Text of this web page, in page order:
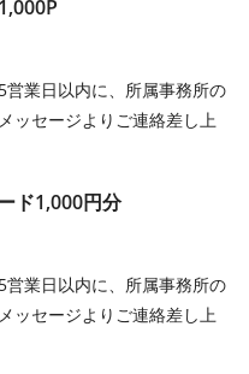
業日以内に、所属事務所の
ッセージよりご連絡差し上
ド1,000円分
業日以内に、所属事務所の
ッセージよりご連絡差し上